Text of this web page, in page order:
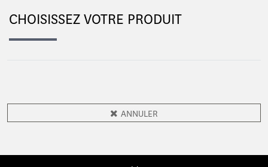
CHOISISSEZ VOTRE PRODUIT
ANNULER